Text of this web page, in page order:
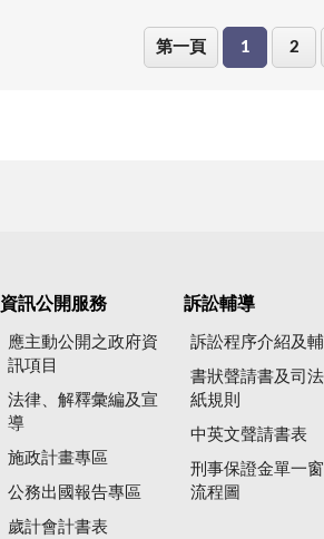
第一頁 1 2
資訊公開服務
應主動公開之政府資
訊項目
法律、解釋彙編及宣
導
施政計畫專區
公務出國報告專區
歲計會計書表
訴訟輔導
訴訟程序介紹及
書狀聲請書及司
紙規則
中英文聲請書表
刑事保證金單一窗
流程圖